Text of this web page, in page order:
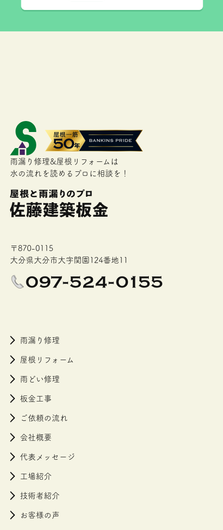
雨漏り修理&屋根リフォームは
水の流れを読めるプロに相談を！
〒870-0115
大分県大分市大字関園124番地11
雨漏り修理
屋根リフォーム
雨どい修理
板金工事
ご依頼の流れ
会社概要
代表メッセージ
工場紹介
技術者紹介
お客様の声